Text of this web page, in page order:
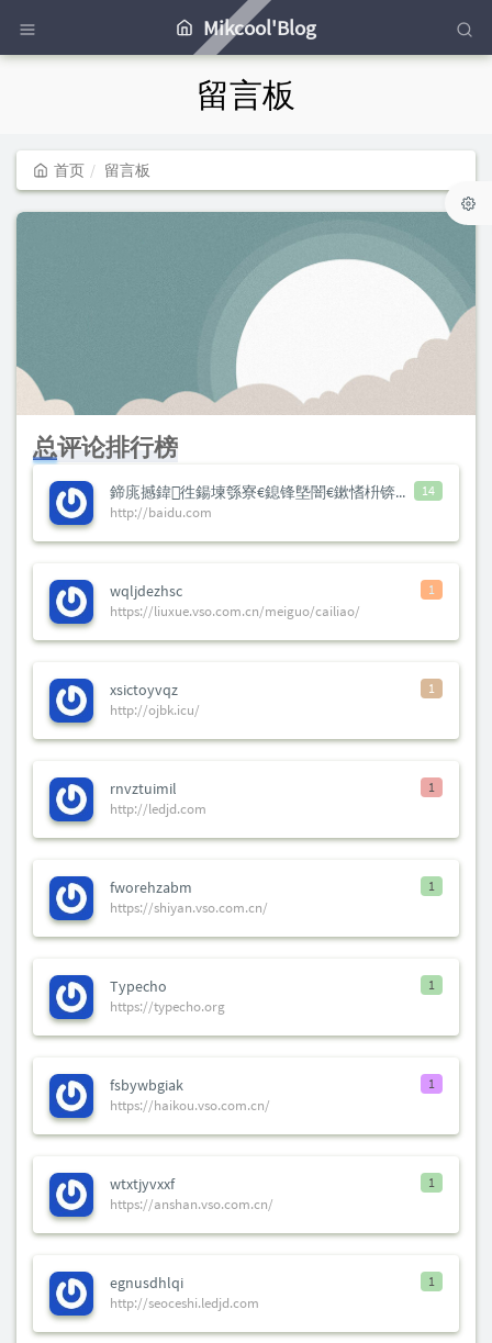
Mikcool'Blog
留言板
首页 留言板
总评论排行榜
14
鍗庣撼鍏徃鍚堜綔寮€鎴锋墍闇€鏉愭枡锛熺數璇濆彿鐮?5587291507 寰俊STS5099
http://baidu.com
1
wqljdezhsc
https://liuxue.vso.com.cn/meiguo/cailiao/
1
xsictoyvqz
http://ojbk.icu/
1
rnvztuimil
http://ledjd.com
1
fworehzabm
https://shiyan.vso.com.cn/
1
Typecho
https://typecho.org
1
fsbywbgiak
https://haikou.vso.com.cn/
1
wtxtjyvxxf
https://anshan.vso.com.cn/
1
egnusdhlqi
http://seoceshi.ledjd.com